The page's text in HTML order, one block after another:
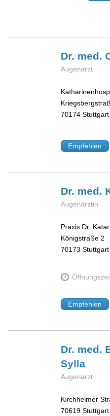
Dr. med.
Augenarzt
70174 Stuttgart
Empfehlen
Dr. med.
Augenärztin
Praxis Dr.
Königstraße 2
70173 Stuttgart
Empfehlen
Dr. med.
Sylla
Augenarzt
Kirchheimer
70619 Stuttgart